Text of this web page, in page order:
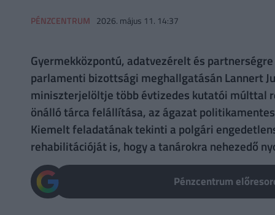
PÉNZCENTRUM 2026. május 11. 14:37
Gyermekközpontú, adatvezérelt és
parlamenti bizottsági meghallgatásán Lannert
miniszterjelöltje több évtizedes kutatói múlttal
önálló tárca felállítása, az ágazat
Kiemelt feladatának tekinti a polgári
rehabilitációját is, hogy a tanárokra nehezedő
Pénzcentrum